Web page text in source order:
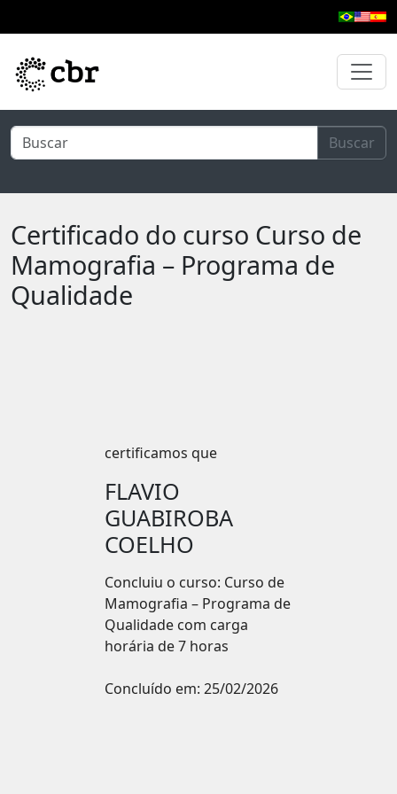
Buscar
Certificado do curso Curso de
Mamografia – Programa de
Qualidade
certificamos que
FLAVIO
GUABIROBA
COELHO
Concluiu o curso: Curso de
Mamografia – Programa de
Qualidade com carga
horária de 7 horas
Concluído em: 25/02/2026